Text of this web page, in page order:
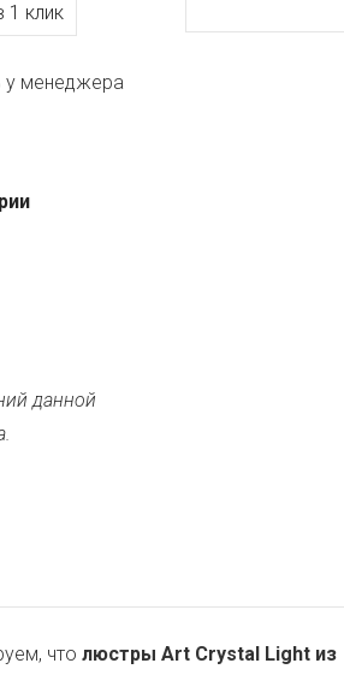
1 клик
у менеджера
данной
что люстры Art Crystal Light из